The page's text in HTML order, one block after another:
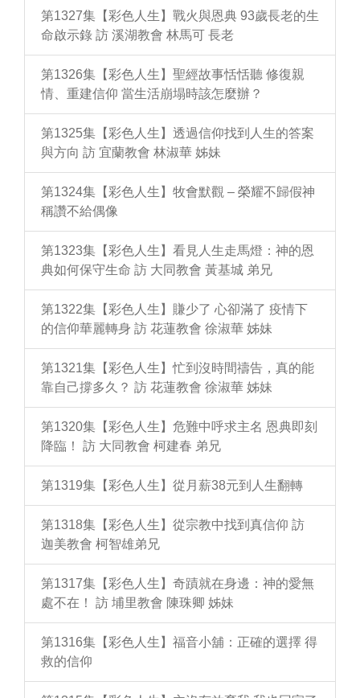
第1327集【彩色人生】戰火與恩典 93歲長老的生
命啟示錄 訪 溪湖教會 林馬可 長老
第1326集【彩色人生】聖經故事恬恬聽 修復親
情、重建信仰 當生活崩塌時該怎麼辦？
第1325集【彩色人生】透過信仰找到人生的答案
與方向 訪 宜蘭教會 林淑華 姊妹
第1324集【彩色人生】牧會默觀 – 榮耀不歸假神
稱讚不給偶像
第1323集【彩色人生】看見人生走馬燈：神的恩
典如何保守生命 訪 大同教會 黃基城 弟兄
第1322集【彩色人生】賺少了 心卻滿了 疫情下
的信仰華麗轉身 訪 花蓮教會 徐淑華 姊妹
第1321集【彩色人生】忙到沒時間禱告，真的能
靠自己撐多久？ 訪 花蓮教會 徐淑華 姊妹
第1320集【彩色人生】危難中呼求主名 恩典即刻
降臨！ 訪 大同教會 柯建春 弟兄
第1319集【彩色人生】從月薪38元到人生翻轉
第1318集【彩色人生】從宗教中找到真信仰 訪
迦美教會 柯智雄弟兄
第1317集【彩色人生】奇蹟就在身邊：神的愛無
處不在！ 訪 埔里教會 陳珠卿 姊妹
第1316集【彩色人生】福音小舖：正確的選擇 得
救的信仰